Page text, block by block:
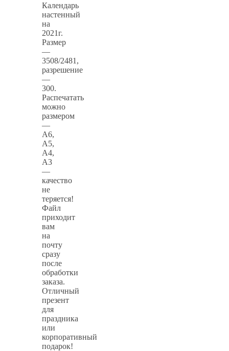
Календарь
настенный
на
2021г.
Размер
—
3508/2481,
разрешение
—
300.
Распечатать
можно
размером
—
А6,
А5,
А4,
А3
—
качество
не
теряется!
Файл
приходит
вам
на
почту
сразу
после
обработки
заказа.
Отличный
презент
для
праздника
или
корпоративный
подарок!